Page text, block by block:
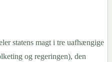
statens magt i tre uafhængige
og regeringen), den